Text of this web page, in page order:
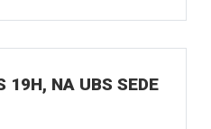
19H, NA UBS SEDE